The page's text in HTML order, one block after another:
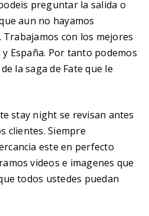
preguntar la salida o
aun no hayamos
con los mejores
España. Por tanto podemos
la saga de Fate que le
stay night se revisan antes
clientes. Siempre
este en perfecto
videos e imagenes que
todos ustedes puedan